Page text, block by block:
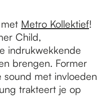
Metro Kollektief!
Child,
indrukwekkende
brengen. Former
met invloeden
trakteert je op